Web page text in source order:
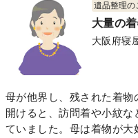
遺品整理の
大量の
大阪府寝
母が他界し、残された着
開けると、訪問着や小紋
ていました。母は着物が大